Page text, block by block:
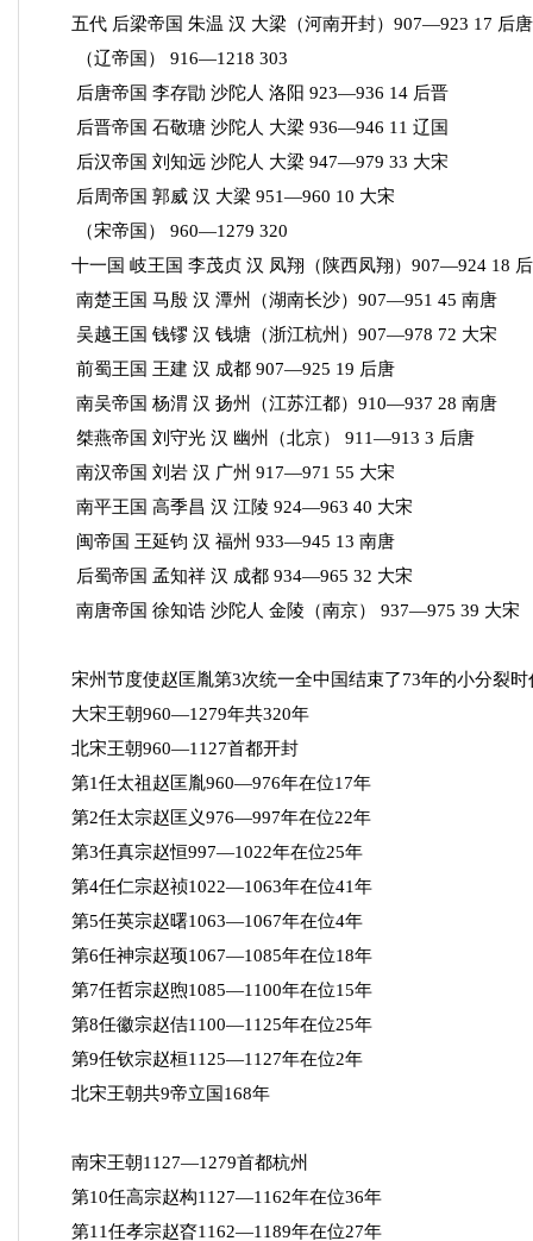
五代 后梁帝国 朱温 汉 大梁（河南开封）907—923 17 后唐
（辽帝国） 916—1218 303
后唐帝国 李存勖 沙陀人 洛阳 923—936 14 后晋
后晋帝国 石敬瑭 沙陀人 大梁 936—946 11 辽国
后汉帝国 刘知远 沙陀人 大梁 947—979 33 大宋
后周帝国 郭威 汉 大梁 951—960 10 大宋
（宋帝国） 960—1279 320
十一国 岐王国 李茂贞 汉 凤翔（陕西凤翔）907—924 18
南楚王国 马殷 汉 潭州（湖南长沙）907—951 45 南唐
吴越王国 钱镠 汉 钱塘（浙江杭州）907—978 72 大宋
前蜀王国 王建 汉 成都 907—925 19 后唐
南吴帝国 杨渭 汉 扬州（江苏江都）910—937 28 南唐
桀燕帝国 刘守光 汉 幽州（北京） 911—913 3 后唐
南汉帝国 刘岩 汉 广州 917—971 55 大宋
南平王国 高季昌 汉 江陵 924—963 40 大宋
闽帝国 王延钧 汉 福州 933—945 13 南唐
后蜀帝国 孟知祥 汉 成都 934—965 32 大宋
南唐帝国 徐知诰 沙陀人 金陵（南京） 937—975 39 大宋
宋州节度使赵匡胤第3次统一全中国结束了73年的小分裂时
大宋王朝960—1279年共320年
北宋王朝960—1127首都开封
第1任太祖赵匡胤960—976年在位17年
第2任太宗赵匡义976—997年在位22年
第3任真宗赵恒997—1022年在位25年
第4任仁宗赵祯1022—1063年在位41年
第5任英宗赵曙1063—1067年在位4年
第6任神宗赵顼1067—1085年在位18年
第7任哲宗赵煦1085—1100年在位15年
第8任徽宗赵佶1100—1125年在位25年
第9任钦宗赵桓1125—1127年在位2年
北宋王朝共9帝立国168年
南宋王朝1127—1279首都杭州
第10任高宗赵构1127—1162年在位36年
第11任孝宗赵昚1162—1189年在位27年